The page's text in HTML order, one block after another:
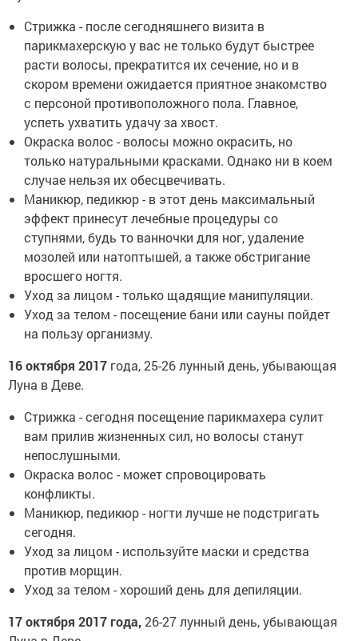
Стрижка - после сегодняшнего визита в
парикмахерскую у вас не только будут быстрее
расти волосы, прекратится их сечение, но и в
скором времени ожидается приятное знакомство
с персоной противоположного пола. Главное,
успеть ухватить удачу за хвост.
Окраска волос - волосы можно окрасить, но
только натуральными красками. Однако ни в коем
случае нельзя их обесцвечивать.
Маникюр, педикюр - в этот день максимальный
эффект принесут лечебные процедуры со
ступнями, будь то ванночки для ног, удаление
мозолей или натоптышей, а также обстригание
вросшего ногтя.
Уход за лицом - только щадящие манипуляции.
Уход за телом - посещение бани или сауны пойдет
на пользу организму.
16 октября 2017 года, 25-26 лунный день, убывающая
Луна в Деве.
Стрижка - сегодня посещение парикмахера сулит
вам прилив жизненных сил, но волосы станут
непослушными.
Окраска волос - может спровоцировать
конфликты.
Маникюр, педикюр - ногти лучше не подстригать
сегодня.
Уход за лицом - используйте маски и средства
против морщин.
Уход за телом - хороший день для депиляции.
17 октября 2017 года, 26-27 лунный день, убывающая